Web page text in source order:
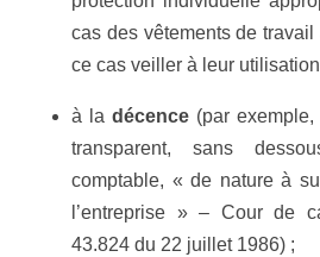
cas des vêtements de
ce cas veiller à leur
à la décence (par
transparent, sans
comptable, « de nature à
l’entreprise » – Cour de
43.824 du 22 juillet 1986) ;